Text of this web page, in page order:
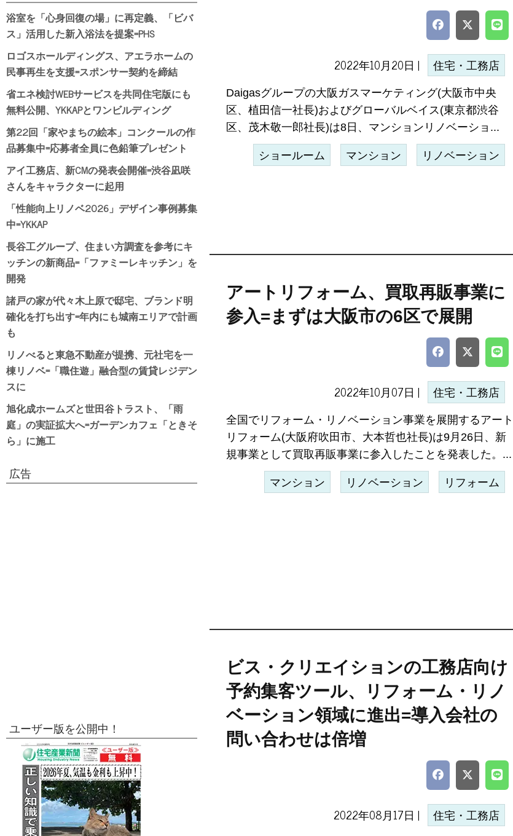
2022年10月20日 | 住宅・工務店
Daigasグループの大阪ガスマーケティング(大阪市中央
区、植田信一社長)およびグローバルベイス(東京都渋谷
区、茂木敬一郎社長)は8日、マンションリノベーショ...
ショールーム マンション リノベーション
アートリフォーム、買取再販事業に
参入=まずは大阪市の6区で展開
2022年10月07日 | 住宅・工務店
全国でリフォーム・リノベーション事業を展開するアート
リフォーム(大阪府吹田市、大本哲也社長)は9月26日、新
規事業として買取再販事業に参入したことを発表した。...
マンション リノベーション リフォーム
ビス・クリエイションの工務店向け
予約集客ツール、リフォーム・リノ
ベーション領域に進出=導入会社の
問い合わせは倍増
2022年08月17日 | 住宅・工務店
浴室を「心身回復の場」に再定義、「ビバ
ス」活用した新入浴法を提案=PHS
ロゴスホールディングス、アエラホームの
民事再生を支援=スポンサー契約を締結
省エネ検討WEBサービスを共同住宅版にも
無料公開、YKKAPとワンビルディング
第22回「家やまちの絵本」コンクールの作
品募集中=応募者全員に色鉛筆プレゼント
アイ工務店、新CMの発表会開催=渋谷凪咲
さんをキャラクターに起用
「性能向上リノベ2026」デザイン事例募集
中=YKKAP
長谷工グループ、住まい方調査を参考にキ
ッチンの新商品=「ファミーレキッチン」を
開発
諸戸の家が代々木上原で邸宅、ブランド明
確化を打ち出す=年内にも城南エリアで計画
も
リノべると東急不動産が提携、元社宅を一
棟リノベ=「職住遊」融合型の賃貸レジデン
スに
旭化成ホームズと世田谷トラスト、「雨
庭」の実証拡大へ=ガーデンカフェ「ときそ
ら」に施工
広告
ユーザー版を公開中！